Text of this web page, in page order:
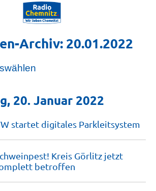
Archiv: 20.01.2022
20. Januar 2022
startet digitales Parkleitsystem
Kreis Görlitz jetzt
betroffen